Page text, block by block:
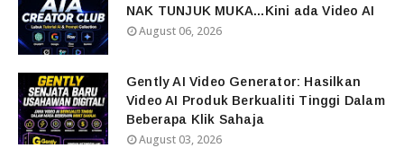
NAK TUNJUK MUKA...Kini ada Video AI
August 06, 2026
Gently AI Video Generator: Hasilkan
Video AI Produk Berkualiti Tinggi Dalam
Beberapa Klik Sahaja
August 03, 2026